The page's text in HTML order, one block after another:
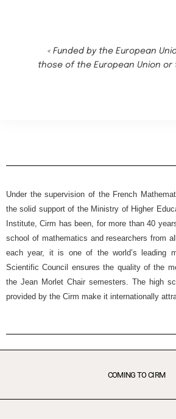
« Funded by the European
those of the European Union or
Under the supervision of the French
the solid support of the Ministry of Higher
Institute, Cirm has been, for more than 40
school of mathematics and researchers from
each year, it is one of the world’s leading
Scientific Council ensures the quality of the
the Jean Morlet Chair semesters. The high
provided by the Cirm make it internationally
COMING TO CIRM